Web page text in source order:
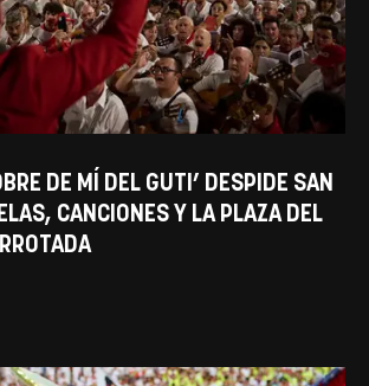
DE MÍ DEL GUTI’ DESPIDE SAN
CANCIONES Y LA PLAZA DEL